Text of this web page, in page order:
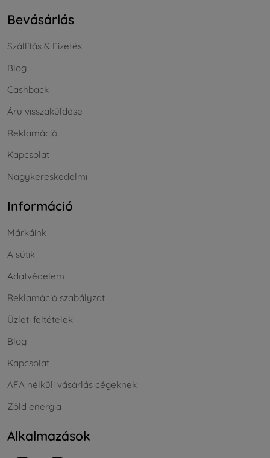
Bevásárlás
Szállítás & Fizetés
Blog
Cashback
Áru visszaküldése
Reklamáció
Kapcsolat
Nagykereskedelmi
Információ
Márkáink
A sütik
Adatvédelem
Reklamáció szabályzat
Üzleti feltételek
Blog
Kapcsolat
ÁFA nélküli vásárlás cégeknek
Zöld energia
Alkalmazások